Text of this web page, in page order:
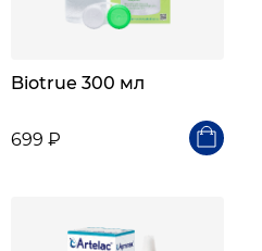
Biotrue 300 мл
699 ₽